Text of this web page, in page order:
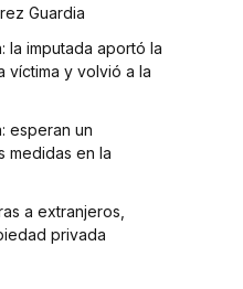
Guardia
la imputada aportó la
víctima y volvió a la
esperan un
medidas en la
a extranjeros,
privada